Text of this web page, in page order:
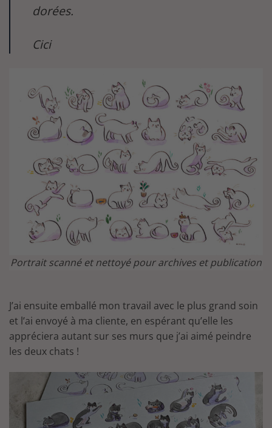
dorées.
Cici
Portrait scanné et nettoyé pour archives et publication
J’ai ensuite emballé mon travail avec le plus grand soin
et l’ai envoyé à ma cliente, en espérant qu’elle les
appréciera autant sur ses murs que j’ai aimé peindre
les deux chats !